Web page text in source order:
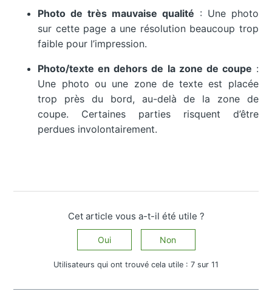
Photo de très mauvaise qualité : Une photo
sur cette page a une résolution beaucoup trop
faible pour l’impression.
Photo/texte en dehors de la zone de coupe :
Une photo ou une zone de texte est placée
trop près du bord, au-delà de la zone de
coupe. Certaines parties risquent d’être
perdues involontairement.
Cet article vous a-t-il été utile ?
Oui Non
Utilisateurs qui ont trouvé cela utile : 7 sur 11